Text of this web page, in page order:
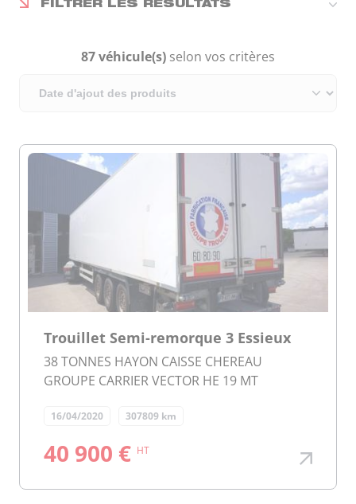
FILTRER LES RÉSULTATS
87 véhicule(s) selon vos critères
Trouillet Semi-remorque 3 Essieux
38 TONNES HAYON CAISSE CHEREAU
GROUPE CARRIER VECTOR HE 19 MT
16/04/2020 307809 km
40 900 € HT